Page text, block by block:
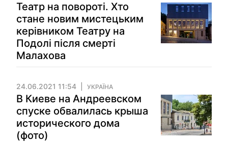
Театр на повороті. Хто
стане новим мистецьким
керівником Театру на
Подолі після смерті
Малахова
24.06.2021 11:54 УКРАЇНА
В Киеве на Андреевском
спуске обвалилась крыша
исторического дома
(фото)